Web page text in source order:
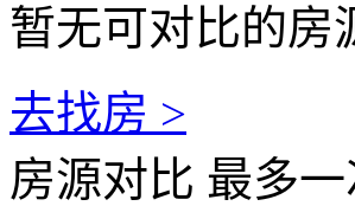
暂无可对比的房
去找房 >
房源对比 最多